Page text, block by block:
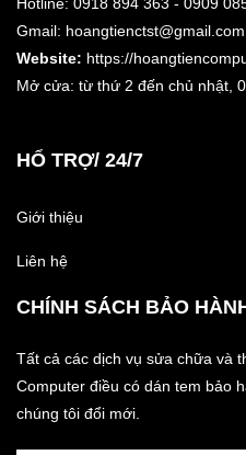
Gmail: hoangtienctst@gmail.com
Website: https://
Mở cửa: từ thứ 2 đến chủ nhật,
HỔ TRỢ/ 24/7
Giới thiệu
Liên hệ
CHÍNH SÁCH BẢO
Tất cả các dịch vụ sửa chữa và
Computer điều có dán tem bảo
chúng tôi đổi mới.